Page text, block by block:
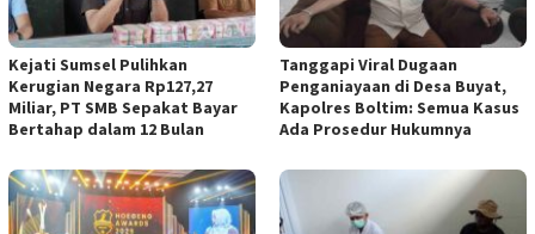
Kejati Sumsel Pulihkan
Kerugian Negara Rp127,27
Miliar, PT SMB Sepakat Bayar
Bertahap dalam 12 Bulan
Tanggapi Viral Dugaan
Penganiayaan di Desa Buyat,
Kapolres Boltim: Semua Kasus
Ada Prosedur Hukumnya